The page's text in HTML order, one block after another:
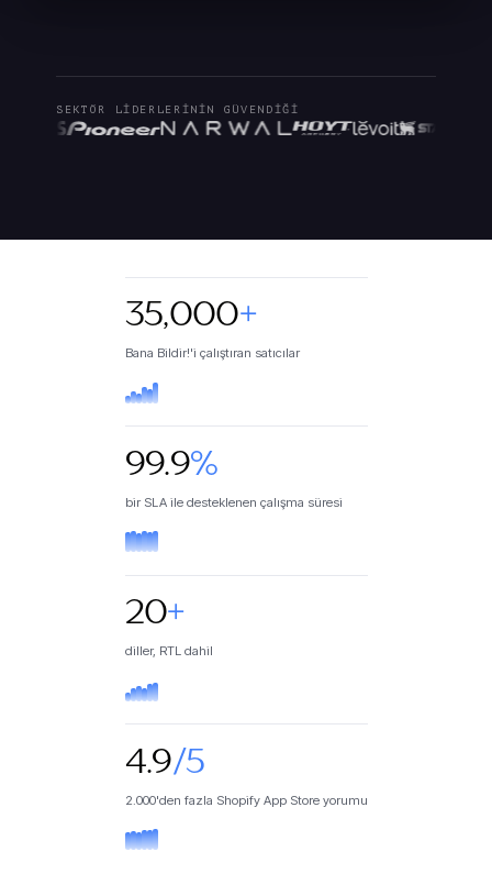
SEKTÖR LIDERLERININ GÜVENDIĞI
35,000+
Bana Bildir!'i çalıştıran satıcılar
99.9%
bir SLA ile desteklenen çalışma süresi
20+
diller, RTL dahil
4.9/5
2.000'den fazla Shopify App Store yorumu